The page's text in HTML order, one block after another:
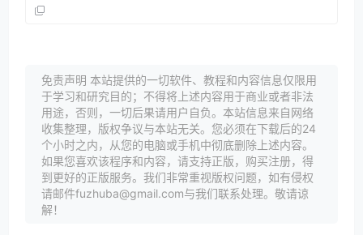
免责声明 本站提供的一切软件、教程和内容信息仅限用
于学习和研究目的；不得将上述内容用于商业或者非法
用途，否则，一切后果请用户自负。本站信息来自网络
收集整理，版权争议与本站无关。您必须在下载后的24
个小时之内，从您的电脑或手机中彻底删除上述内容。
如果您喜欢该程序和内容，请支持正版，购买注册，得
到更好的正版服务。我们非常重视版权问题，如有侵权
请邮件fuzhuba@gmail.com与我们联系处理。敬请谅
解！